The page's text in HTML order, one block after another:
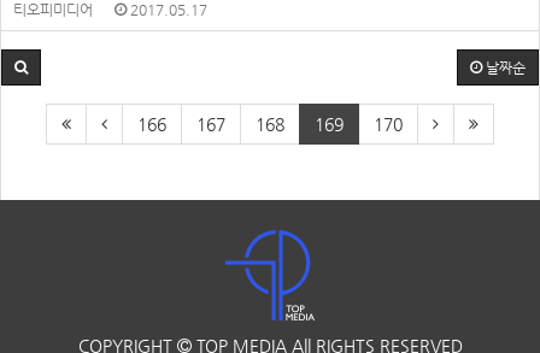
티오피미디어 2017.05.17
날짜순
166 167 168 169 170
COPYRIGHT TOP MEDIA All RIGHTS RESERVED